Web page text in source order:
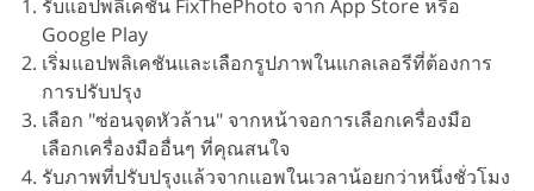
รับแอปพลิเคชัน FixThePhoto จาก App Store หรือ
Google Play
เริ่มแอปพลิเคชันและเลือกรูปภาพในแกลเลอรีที่ต้องการ
การปรับปรุง
เลือก "ซ่อนจุดหัวล้าน" จากหน้าจอการเลือกเครื่องมือ
เลือกเครื่องมืออื่นๆ ที่คุณสนใจ
รับภาพที่ปรับปรุงแล้วจากแอพในเวลาน้อยกว่าหนึ่งชั่วโมง